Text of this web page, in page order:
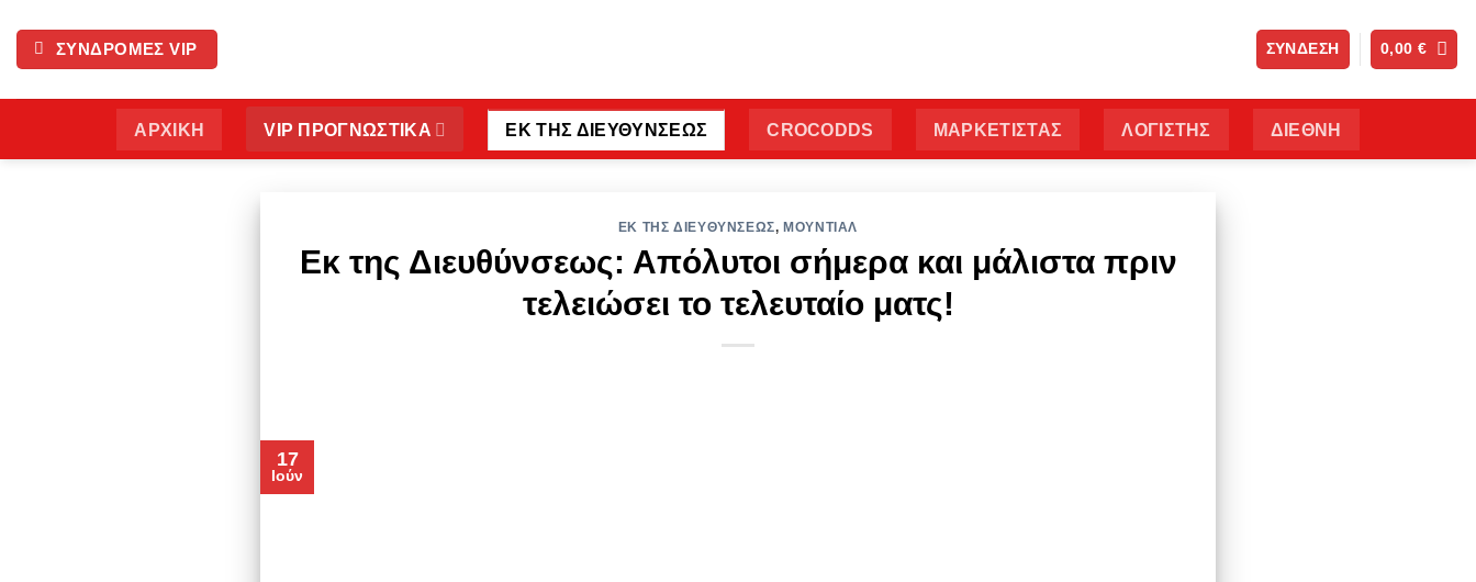
περιεχόμενο
ΣΥΝΔΡΟΜΕΣ VIP ΣΎΝΔΕΣΗ 0,00 €
ΑΡΧΙΚΗ VIP ΠΡΟΓΝΩΣΤΙΚΑ ΕΚ ΤΗΣ ΔΙΕΥΘΥΝΣΕΩΣ CROCODDS ΜΑΡΚΕΤΙΣΤΑΣ ΛΟΓΙΣΤΗΣ ΔΙΕΘΝΗ
ΕΚ ΤΗΣ ΔΙΕΥΘΥΝΣΕΩΣ, ΜΟΥΝΤΙΑΛ
Εκ της Διευθύνσεως: Απόλυτοι σήμερα και μάλιστα πριν
τελειώσει το τελευταίο ματς!
17
Ιούν